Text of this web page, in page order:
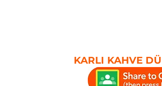
KARLI KAHVE